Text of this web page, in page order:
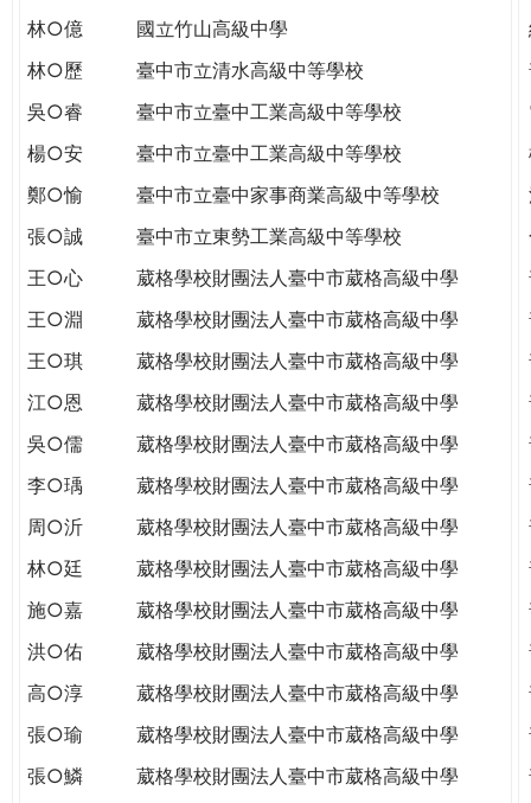
民。
TODAY
THE
WORLD
TOMORROW
PUTTING
YOU
THE
PATH
GLOBAL
CITIZENSHIP
林○億
國立竹山高級中學
林○歷
臺中市立清水高級中等學校
吳○睿
臺中市立臺中工業高級中等學校
楊○安
臺中市立臺中工業高級中等學校
鄭○愉
臺中市立臺中家事商業高級中等學校
張○誠
臺中市立東勢工業高級中等學校
王○心
葳格學校財團法人臺中市葳格高級中學
王○淵
葳格學校財團法人臺中市葳格高級中學
王○琪
葳格學校財團法人臺中市葳格高級中學
江○恩
葳格學校財團法人臺中市葳格高級中學
吳○儒
葳格學校財團法人臺中市葳格高級中學
李○瑀
葳格學校財團法人臺中市葳格高級中學
周○沂
葳格學校財團法人臺中市葳格高級中學
林○廷
葳格學校財團法人臺中市葳格高級中學
施○嘉
葳格學校財團法人臺中市葳格高級中學
洪○佑
葳格學校財團法人臺中市葳格高級中學
高○淳
葳格學校財團法人臺中市葳格高級中學
張○瑜
葳格學校財團法人臺中市葳格高級中學
張○鱗
葳格學校財團法人臺中市葳格高級中學